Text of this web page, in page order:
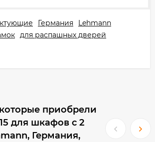
Германия
Lehmann
для распашных дверей
приобрели
для шкафов с 2
Германия,